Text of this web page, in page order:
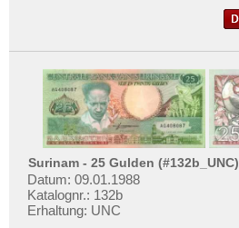
Surinam - 25 Gulden (#132b_UNC)
Datum: 09.01.1988
Katalognr.: 132b
Erhaltung: UNC